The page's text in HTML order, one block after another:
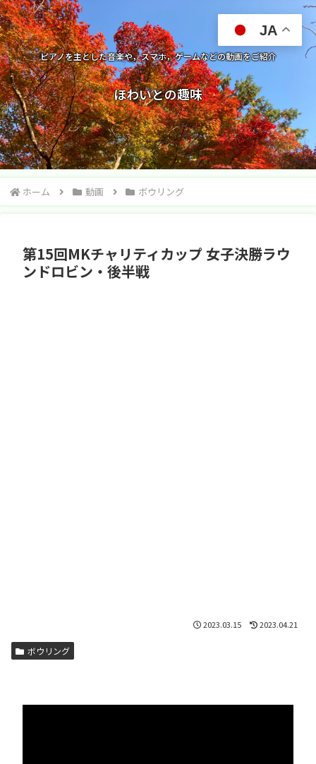
ピアノを主とした音楽や，スマホ，ゲームなどの動画をご紹介
ほわいとの趣味
ホーム 動画 ボウリング
第15回MKチャリティカップ 女子決勝ラウ
ンドロビン・後半戦
2023.03.15 2023.04.21
ボウリング
JA